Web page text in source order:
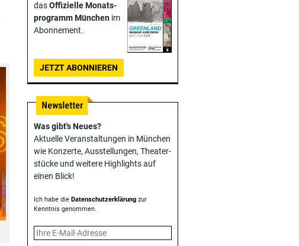
dasOffizielle Monats­
programm München im
Abonnement.
JETZT ABONNIEREN
Was gibt's Neues?
Aktuelle Veranstaltungen in München
wie Konzerte, Ausstellungen, Theater­
stücke und weitere Highlights auf
einen Blick!
Ich habe die Datenschutzerklärung zur
Kenntnis genommen.